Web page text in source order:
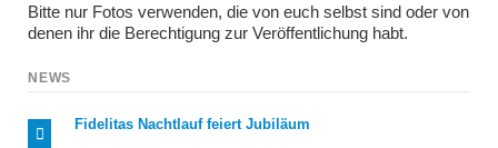
Bitte nur Fotos verwenden, die von euch selbst sind oder von
denen ihr die Berechtigung zur Veröffentlichung habt.
NEWS
Fidelitas Nachtlauf feiert Jubiläum